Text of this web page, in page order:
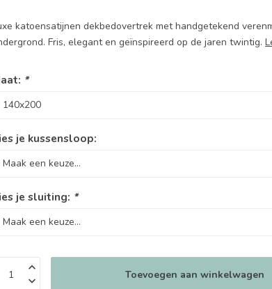
katoensatijnen dekbedovertrek met handgetekend
Fris, elegant en geïnspireerd op de jaren twintig.
*
je kussensloop:
je sluiting: *
Toevoegen aan winkelwagen